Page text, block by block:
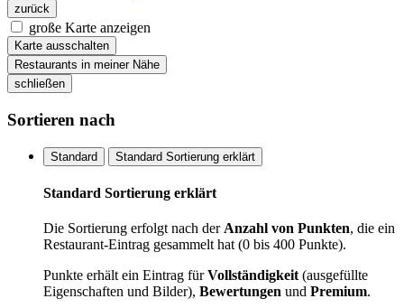
zurück
große Karte anzeigen
Karte ausschalten
Restaurants in meiner Nähe
schließen
Sortieren nach
Standard Standard Sortierung erklärt
Standard Sortierung erklärt
Die Sortierung erfolgt nach der Anzahl von Punkten, die ein
Restaurant-Eintrag gesammelt hat (0 bis 400 Punkte).
Punkte erhält ein Eintrag fürVollständigkeit (ausgefüllte
Eigenschaften und Bilder), Bewertungen und Premium.